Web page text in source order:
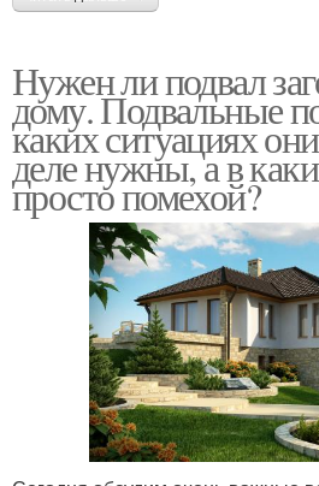
Нужен ли подвал
дому. Подвальные
каких ситуациях
деле нужны, а в
просто помехой?